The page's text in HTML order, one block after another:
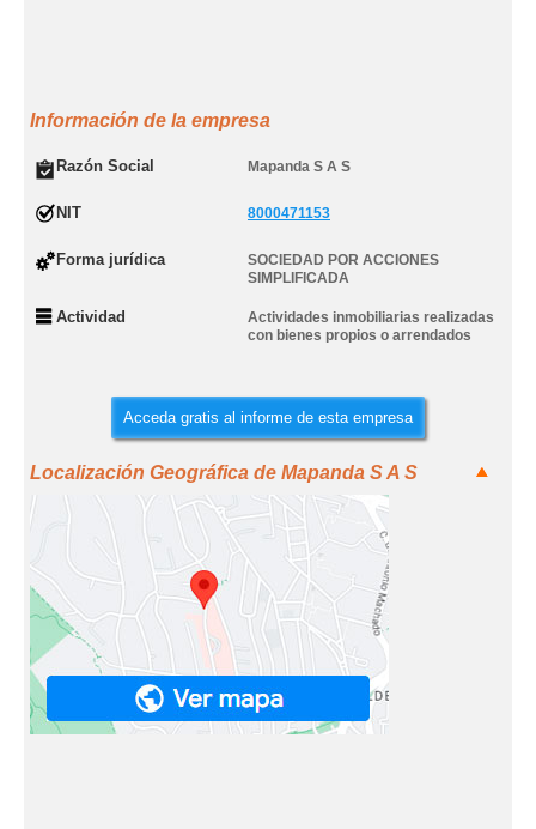
Información de la empresa
Razón Social Mapanda S A S
NIT 8000471153
Forma jurídica
SOCIEDAD POR ACCIONES
SIMPLIFICADA
Actividad
Actividades inmobiliarias realizadas
con bienes propios o arrendados
Acceda gratis al informe de esta empresa
Localización Geográfica de Mapanda S A S